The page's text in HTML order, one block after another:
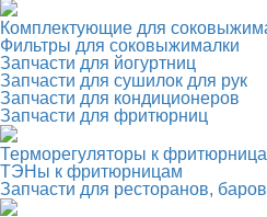
Комплектующие для
Фильтры для соковыжималки
Запчасти для йогуртниц
Запчасти для сушилок для рук
Запчасти для кондиционеров
Запчасти для фритюрниц
Терморегуляторы к
ТЭНы к фритюрницам
Запчасти для ресторанов,